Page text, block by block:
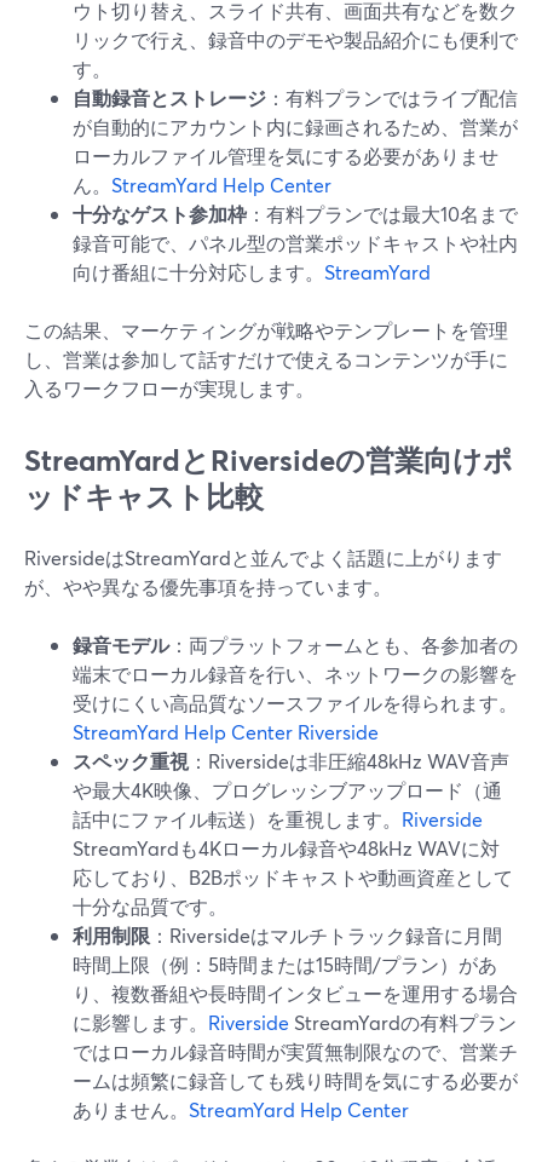
ウト切り替え、スライド共有、画面共有などを数ク
リックで行え、録音中のデモや製品紹介にも便利で
す。
自動録音とストレージ ：有料プランではライブ配信
が自動的にアカウント内に録画されるため、営業が
ローカルファイル管理を気にする必要がありませ
ん。 StreamYard Help Center
十分なゲスト参加枠 ：有料プランでは最大10名まで
録音可能で、パネル型の営業ポッドキャストや社内
向け番組に十分対応します。 StreamYard
この結果、マーケティングが戦略やテンプレートを管理
し、営業は参加して話すだけで使えるコンテンツが手に
入るワークフローが実現します。
StreamYardとRiversideの営業向けポ
ッドキャスト比較
RiversideはStreamYardと並んでよく話題に上がります
が、やや異なる優先事項を持っています。
録音モデル：両プラットフォームとも、各参加者の
端末でローカル録音を行い、ネットワークの影響を
受けにくい高品質なソースファイルを得られます。
StreamYard Help Center Riverside
スペック重視 ：Riversideは非圧縮48kHz WAV音声
や最大4K映像、プログレッシブアップロード（通
話中にファイル転送）を重視します。 Riverside
StreamYardも4Kローカル録音や48kHz WAVに対
応しており、B2Bポッドキャストや動画資産として
十分な品質です。
利用制限 ：Riversideはマルチトラック録音に月間
時間上限（例：5時間または15時間/プラン）があ
り、複数番組や長時間インタビューを運用する場合
に影響します。 Riverside StreamYardの有料プラン
ではローカル録音時間が実質無制限なので、営業チ
ームは頻繁に録音しても残り時間を気にする必要が
ありません。 StreamYard Help Center